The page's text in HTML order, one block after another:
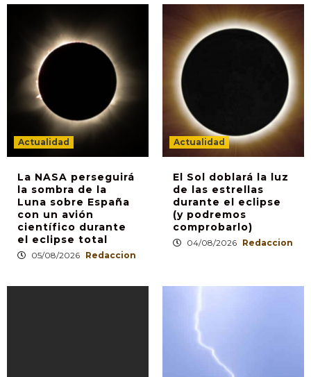
Actualidad
La NASA perseguirá
la sombra de la
Luna sobre España
con un avión
científico durante
el eclipse total
05/08/2026 Redaccion
Actualidad
El Sol doblará la luz
de las estrellas
durante el eclipse
(y podremos
comprobarlo)
04/08/2026 Redaccion